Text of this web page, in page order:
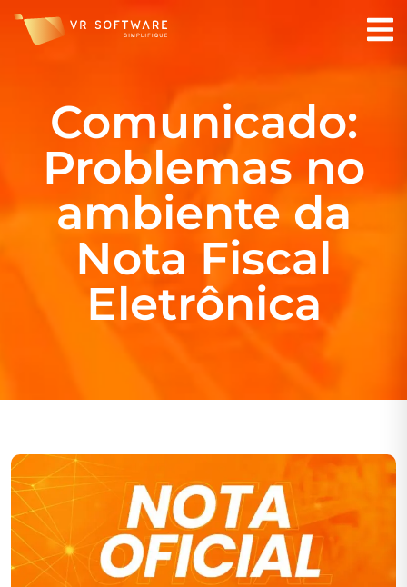
Comunicado:
Problemas no
ambiente da
Nota Fiscal
Eletrônica